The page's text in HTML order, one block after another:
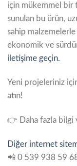
için mükemmel bir
sunulan bu ürün,
sahip
ekonomik ve
iletişime geçin.
Yeni projeleriniz
atın!
👉 Daha fazla bilgi
Diğer internet
📲 0 539 938 59